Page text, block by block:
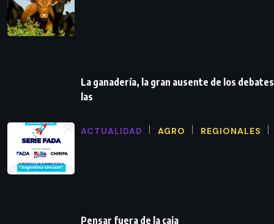
La ganadería, la gran ausente de los
las
ACTUALIDAD AGRO REGIONALES
Pensar fuera de la caja